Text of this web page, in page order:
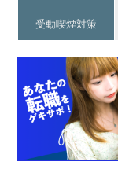
受動喫煙対策